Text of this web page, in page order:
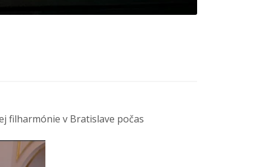
filharmónie v Bratislave počas